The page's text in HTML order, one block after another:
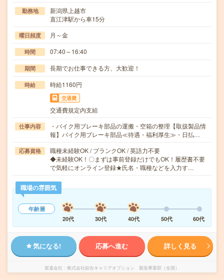
勤務地
新潟県上越市
直江津駅から車15分
曜日頻度 月～金
時間 07:40～16:40
期間 長期でお仕事できる方、大歓迎！
時給 時給1160円
交通費
交通費規定内支給
仕事内容
・バイク用ブレーキ部品の運搬・空箱の整理【取扱製品情
報】バイク用ブレーキ部品≪待遇・福利厚生≫・日払…
応募資格
職種未経験OK / ブランクOK / 英語力不要
◆未経験OK！〇まずは事前登録だけでもOK！履歴書不要
で気軽にオンライン登録★氏名・職種などを入力す…
職場の雰囲気
年齢層
20代
30代 40代 50代 60代
気になる! 応募へ進む 詳しく見る
派遣会社 株式会社綜合キャリアオプション 製造事業部（全国）